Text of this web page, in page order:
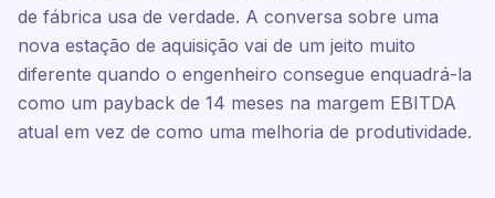
de fábrica usa de verdade. A conversa sobre uma
nova estação de aquisição vai de um jeito muito
diferente quando o engenheiro consegue enquadrá-la
como um payback de 14 meses na margem EBITDA
atual em vez de como uma melhoria de produtividade.